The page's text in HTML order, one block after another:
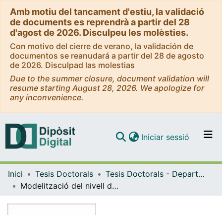
Amb motiu del tancament d'estiu, la validació
de documents es reprendrà a partir del 28
d'agost de 2026. Disculpeu les molèsties.
Con motivo del cierre de verano, la validación de
documentos se reanudará a partir del 28 de agosto
de 2026. Disculpad las molestias
Due to the summer closure, document validation will
resume starting August 28, 2026. We apologize for
any inconvenience.
Navega per tot el DD
Iniciar sessió (current)
Inici Tesis Doctorals
Tesis Doctorals - Departament - Ciència dels Materials i Enginyeria Metal·lúrgica
Modelització del nivell de ferrita "delta" (FN) als acers inoxidables austenítics sotmesos a fusió per arc elèctric